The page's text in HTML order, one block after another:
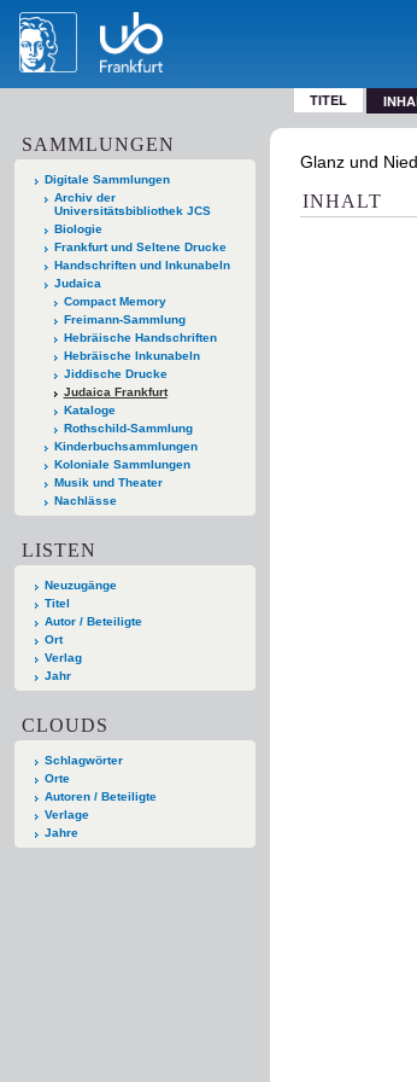
TITEL
SAMMLUNGEN
Digitale Sammlungen
Archiv der
Universitätsbibliothek JCS
Biologie
Frankfurt und Seltene Drucke
Handschriften und Inkunabeln
Judaica
Compact Memory
Freimann-Sammlung
Hebräische Handschriften
Hebräische Inkunabeln
Jiddische Drucke
Judaica Frankfurt
Kataloge
Rothschild-Sammlung
Kinderbuchsammlungen
Koloniale Sammlungen
Musik und Theater
Nachlässe
LISTEN
Neuzugänge
Titel
Autor / Beteiligte
Ort
Verlag
Jahr
CLOUDS
Schlagwörter
Orte
Autoren / Beteiligte
Verlage
Jahre
Glanz und
INHALT